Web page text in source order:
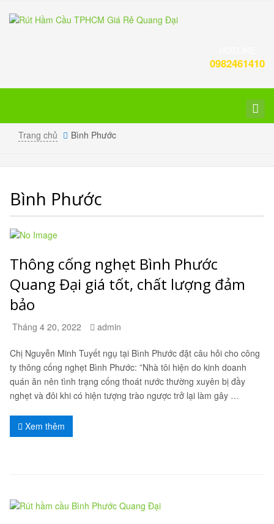
0982461410
Trang chủ
Bình Phước
Bình Phước
Thông cống nghẹt Bình Phước
Quang Đại giá tốt, chất lượng đảm
bảo
Tháng 4 20, 2022 admin
Chị Nguyễn Minh Tuyết ngụ tại Bình Phước đặt câu hỏi cho công
ty thông cống nghẹt Bình Phước: ”Nhà tôi hiện do kinh doanh
quán ăn nên tình trạng cống thoát nước thường xuyên bị đầy
nghẹt và đôi khi có hiện tượng trào ngược trở lại làm gây …
Xem thêm